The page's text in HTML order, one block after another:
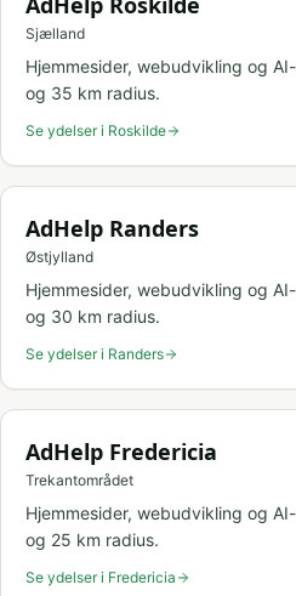
Sjælland
Hjemmesider, webudvikling og
og 35 km radius.
Se ydelser i Roskilde
AdHelp Randers
Østjylland
Hjemmesider, webudvikling og
og 30 km radius.
Se ydelser i Randers
AdHelp Fredericia
Trekantområdet
Hjemmesider, webudvikling og
og 25 km radius.
Se ydelser i Fredericia